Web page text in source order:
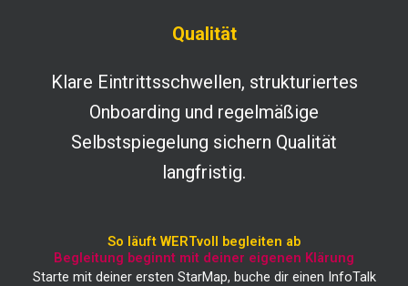
Qualität
Klare Eintrittsschwellen, strukturiertes
Onboarding und regelmäßige
Selbstspiegelung sichern Qualität
langfristig.
So läuft WERTvoll begleiten ab
Begleitung beginnt mit deiner eigenen Klärung
Starte mit deiner ersten StarMap, buche dir einen InfoTalk